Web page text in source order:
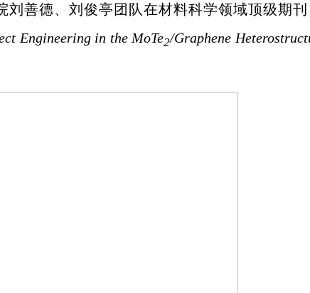
善德、刘俊亭团队在材料科学领域顶级期刊
Engineering in the MoTe2/Graphene